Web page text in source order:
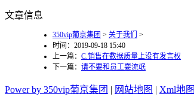
文章信息
350vip葡京集团 > 关于我们 >
时间：2019-09-18 15:40
上一篇： C.销售在数据质量上没有发言权
下一篇： 请不要和员工耍流氓
Power by 350vip葡京集团 | 网站地图 | Xml地图